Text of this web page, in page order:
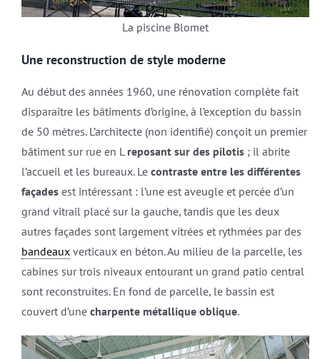
La piscine Blomet
Une reconstruction de style moderne
Au début des années 1960, une rénovation complète fait
disparaître les bâtiments d’origine, à l’exception du bassin
de 50 mètres. L’architecte (non identifié) conçoit un premier
bâtiment sur rue en L reposant sur des pilotis; il abrite
l’accueil et les bureaux. Le contraste entre les différentes
façadesest intéressant : l’une est aveugle et percée d’un
grand vitrail placé sur la gauche, tandis que les deux
autres façades sont largement vitrées et rythmées par des
bandeauxverticaux en béton. Au milieu de la parcelle, les
cabines sur trois niveaux entourant un grand patio central
sont reconstruites. En fond de parcelle, le bassin est
couvert d’une charpente métallique oblique.